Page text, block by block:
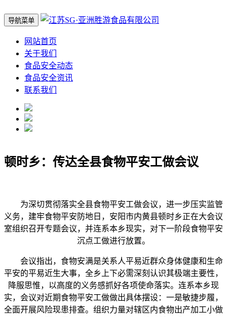
导航菜单
网站首页
关于我们
食品安全动态
食品安全资讯
联系我们
顿时乡：传达全县食物平安工做会议
为深切贯彻落实全县食物平安工做会议，进一步压实监管
义务，建牢食物平安防地日，安阳市内黄县顿时乡正在大会议
室组织召开专题会议，并连系本乡现实，对下一阶段食物平安
沉点工做进行放置。
会议指出，食物安满是关系人平易近群众身体健康和生命
平安的平易近生大事，全乡上下必需深刻认识其极端主要性，
降服思惟，以高度的义务感抓好各项使命落实。连系本乡现
实，会议对近期食物平安工做做出具体摆设：一是敏捷步履，
全面开展风险现患排查。组织力量对辖区内食物出产加工小做